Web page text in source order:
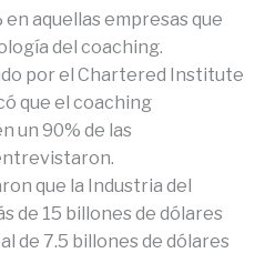
aquellas empresas que
del coaching.
por el Chartered Institute
que el coaching
un 90% de las
que la Industria del
de 15 billones de dólares
de 7.5 billones de dólares